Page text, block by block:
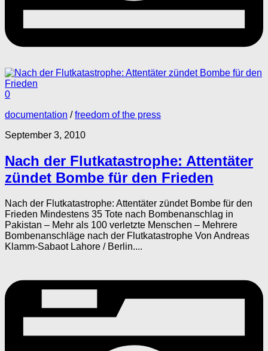
0
documentation /freedom of the press
September 3, 2010
Nach der Flutkatastrophe: Attentäter
zündet Bombe für den Frieden
Nach der Flutkatastrophe: Attentäter zündet Bombe für den
Frieden Mindestens 35 Tote nach Bombenanschlag in
Pakistan – Mehr als 100 verletzte Menschen – Mehrere
Bombenanschläge nach der Flutkatastrophe Von Andreas
Klamm-Sabaot Lahore / Berlin....